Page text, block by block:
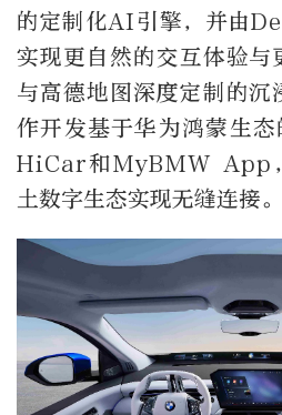
的定制化AI引擎，并由
实现更自然的交互体验与
与高德地图深度定制的沉
作开发基于华为鸿蒙生态
HiCar和MyBMW App
土数字生态实现无缝连接。